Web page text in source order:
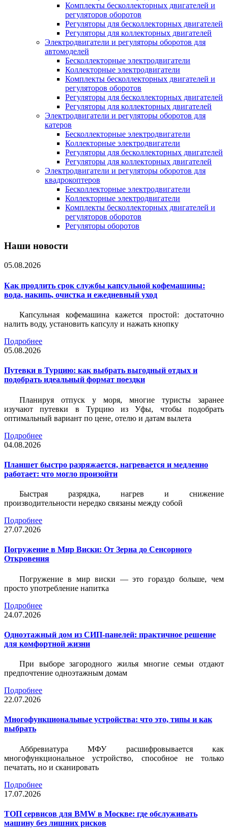
Комплекты бесколлекторных двигателей и
регуляторов оборотов
Регуляторы для бесколлекторных двигателей
Регуляторы для коллекторных двигателей
Электродвигатели и регуляторы оборотов для
автомоделей
Бесколлекторные электродвигатели
Коллекторные электродвигатели
Комплекты бесколлекторных двигателей и
регуляторов оборотов
Регуляторы для бесколлекторных двигателей
Регуляторы для коллекторных двигателей
Электродвигатели и регуляторы оборотов для
катеров
Бесколлекторные электродвигатели
Коллекторные электродвигатели
Регуляторы для бесколлекторных двигателей
Регуляторы для коллекторных двигателей
Электродвигатели и регуляторы оборотов для
квадрокоптеров
Бесколлекторные электродвигатели
Коллекторные электродвигатели
Комплекты бесколлекторных двигателей и
регуляторов оборотов
Регуляторы оборотов
Наши новости
05.08.2026
Как продлить срок службы капсульной кофемашины:
вода, накипь, очистка и ежедневный уход
Капсульная кофемашина кажется простой: достаточно
налить воду, установить капсулу и нажать кнопку
Подробнее
05.08.2026
Путевки в Турцию: как выбрать выгодный отдых и
подобрать идеальный формат поездки
Планируя отпуск у моря, многие туристы заранее
изучают путевки в Турцию из Уфы, чтобы подобрать
оптимальный вариант по цене, отелю и датам вылета
Подробнее
04.08.2026
Планшет быстро разряжается, нагревается и медленно
работает: что могло произойти
Быстрая разрядка, нагрев и снижение
производительности нередко связаны между собой
Подробнее
27.07.2026
Погружение в Мир Виски: От Зерна до Сенсорного
Откровения
Погружение в мир виски — это гораздо больше, чем
просто употребление напитка
Подробнее
24.07.2026
Одноэтажный дом из СИП-панелей: практичное решение
для комфортной жизни
При выборе загородного жилья многие семьи отдают
предпочтение одноэтажным домам
Подробнее
22.07.2026
Многофункциональные устройства: что это, типы и как
выбрать
Аббревиатура МФУ расшифровывается как
многофункциональное устройство, способное не только
печатать, но и сканировать
Подробнее
17.07.2026
ТОП сервисов для BMW в Москве: где обслуживать
машину без лишних рисков